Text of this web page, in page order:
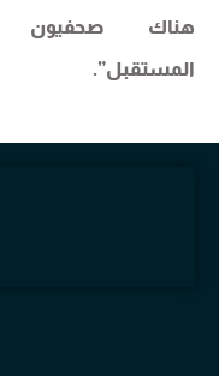
هناك صحفيون
المستقبل”.